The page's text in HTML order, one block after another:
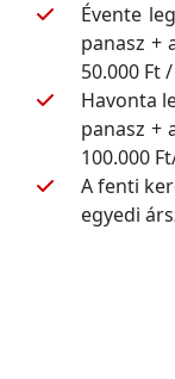
Évente
panasz +
50.000 Ft
Havonta
panasz +
100.000
A fenti
egyedi